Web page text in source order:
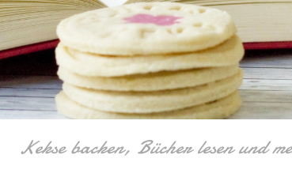
Kekse backen, Bücher lesen und